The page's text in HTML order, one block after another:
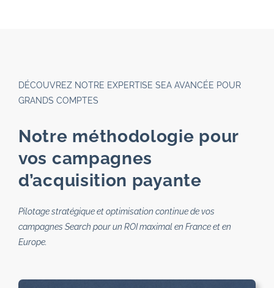
DÉCOUVREZ NOTRE EXPERTISE SEA AVANCÉE POUR
GRANDS COMPTES
Notre méthodologie pour
vos campagnes
d’acquisition payante
Pilotage stratégique et optimisation continue de vos
campagnes Search pour un ROI maximal en France et en
Europe.